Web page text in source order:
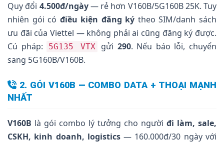
Quy đổi 4.500đ/ngày— rẻ hơn V160B/5G160B 25K. Tuy
nhiên gói có điều kiện đăng ký theo SIM/danh sách
ưu đãi của Viettel — không phải ai cũng đăng ký được.
Cú pháp:
5G135 VTX gửi 290. Nếu báo lỗi, chuyển
sang 5G160B/V160B.
2. GÓI V160B — COMBO DATA + THOẠI MẠNH
NHẤT
V160B là gói combo lý tưởng cho người đi làm, sale,
CSKH, kinh doanh, logistics— 160.000đ/30 ngày với